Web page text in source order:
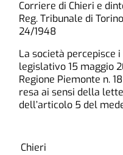
Corriere di Chieri e
Reg. Tribunale di
24/1948
La società percepisce
legislativo 15 maggio
Regione Piemonte n.
resa ai sensi della
dell’articolo 5 del
Chieri